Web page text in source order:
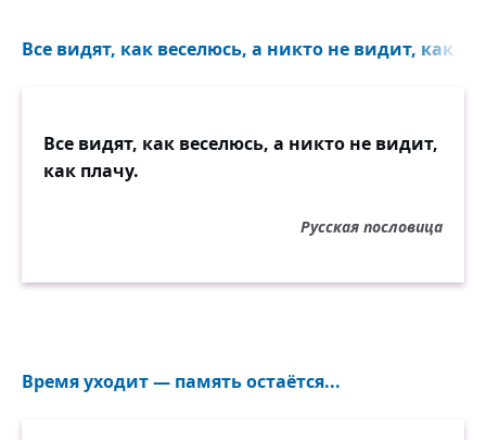
Все видят, как веселюсь, а никто не видит, как
Все видят, как веселюсь, а никто не видит,
как плачу.
Русская пословица
Время уходит — память остаётся...